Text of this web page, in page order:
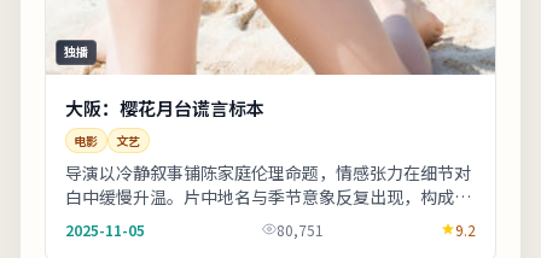
独播
大阪：樱花月台谎言标本
电影 文艺
导演以冷静叙事铺陈家庭伦理命题，情感张力在细节对
白中缓慢升温。片中地名与季节意象反复出现，构成理
解人物动机的重要线索。片尾字幕包含幕后花絮名
单，...
2025-11-05 80,751 9.2